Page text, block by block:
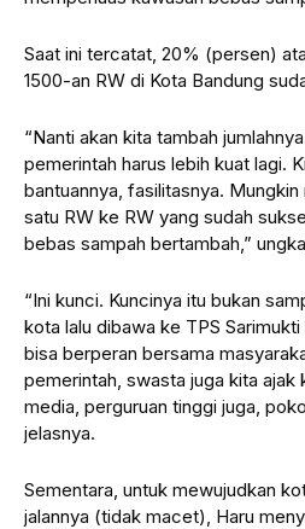
Saat ini tercatat, 20% (persen)
1500-an RW di Kota Bandung
“Nanti akan kita tambah
pemerintah harus lebih kuat lagi.
bantuannya, fasilitasnya.
satu RW ke RW yang sudah
bebas sampah bertambah,”
“Ini kunci. Kuncinya itu bukan
kota lalu dibawa ke TPS
bisa berperan bersama
pemerintah, swasta juga kita ajak
media, perguruan tinggi juga,
jelasnya.
Sementara, untuk mewujudkan
jalannya (tidak macet), Haru